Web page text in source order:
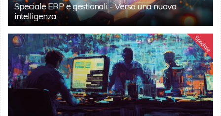
Speciale ERP e gestionali - Verso una nuova
intelligenza
Speciale